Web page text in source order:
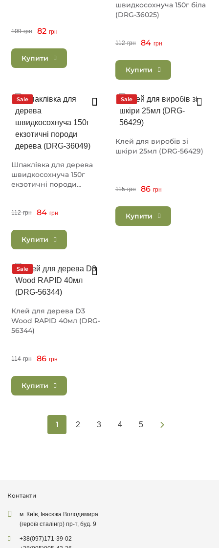
109 грн 82 грн
Купити
швидкосохнуча 150г біла
(DRG-36025)
112 грн 84 грн
Купити
Sale
Шпаклівка для дерева
швидкосохнуча 150г
екзотичні породи
112 грн 84 грн
Купити
Sale
Клей для виробів зі
шкіри 25мл (DRG-56429)
115 грн 86 грн
Купити
Sale
Клей для дерева D3
Wood RAPID 40мл (DRG-
56344)
114 грн 86 грн
Купити
1 2 3 4 5
Контакти
м. Київ, Івасюка Володимира
(героїв сталінгр) пр-т, буд. 9
+38(097)171-39-02